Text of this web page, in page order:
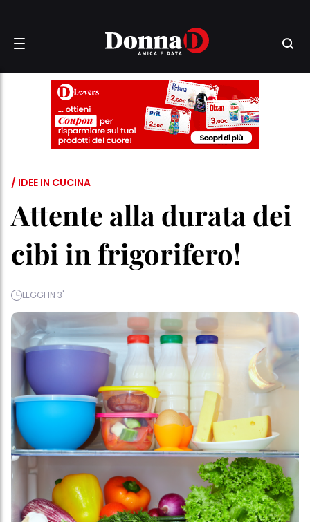
/ IDEE IN CUCINA
Attente alla durata dei
cibi in frigorifero!
LEGGI IN 3'